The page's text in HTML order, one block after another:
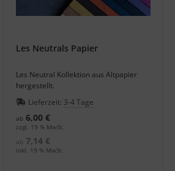
Les Neutrals Papier
Les Neutral Kollektion aus Altpapier
hergestellt.
Lieferzeit: 3-4 Tage
ab 6,00 €
zzgl. 19 % MwSt.
ab
7,14 €
inkl. 19 % MwSt.